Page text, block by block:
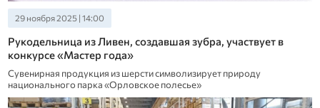
29 ноября 2025 | 14:00
Рукодельница из Ливен, создавшая зубра, участвует в
конкурсе «Мастер года»
Сувенирная продукция из шерсти символизирует природу
национального парка «Орловское полесье»